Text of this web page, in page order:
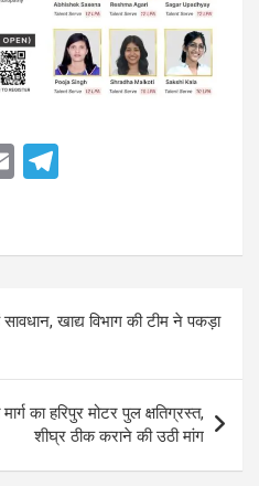
E
i e
r
a
m
खाद्य विभाग की टीम ने पकड़ा
का हरिपुर मोटर पुल क्षतिग्रस्त,
शीघ्र ठीक कराने की उठी मांग